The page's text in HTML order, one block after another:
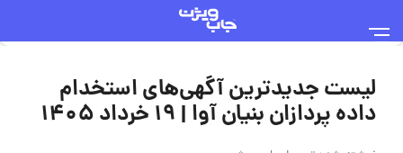
لیست جدیدترین آگهی‌های استخدام
داده پردازان بنیان آوا | ۱۹ خرداد ۱۴۰۵